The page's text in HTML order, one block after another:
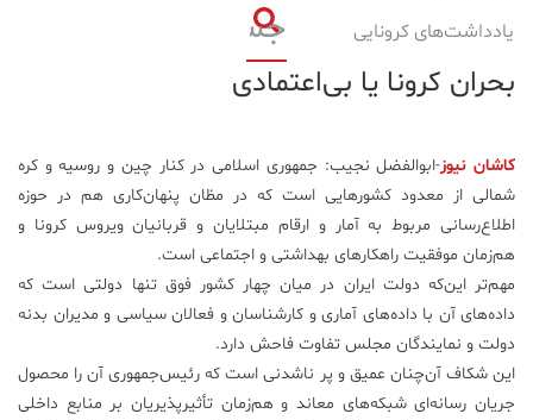
و
هنر
ورزشی
محیط
زیست
علم
و
فناوری
یادداشت‌های کرونایی
بحران کرونا یا بی‌اعتمادی
کاشان نیوز-ابوالفضل نجیب: جمهوری اسلامی در کنار چین و روسیه و کره
شمالی از معدود کشورهایی است که در مظان پنهان‌کاری هم در حوزه
اطلاع‌رسانی مربوط به آمار و ارقام مبتلایان و قربانیان ویروس کرونا و
هم‌زمان موفقیت راهکارهای بهداشتی و اجتماعی است.
مهم‌تر این‌که دولت ایران در میان چهار کشور فوق تنها دولتی است که
داده‌های آن با داده‌های آماری و کارشناسان و فعالان سیاسی و مدیران بدنه
دولت و نمایندگان مجلس تفاوت فاحش دارد.
این شکاف آن‌چنان عمیق و پر ناشدنی است که رئیس‌جمهوری آن را محصول
جریان رسانه‌ای شبکه‌های معاند و هم‌زمان تأثیرپذیریان بر منابع داخلی